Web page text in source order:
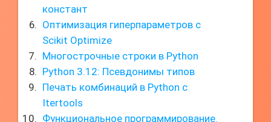
констант
Оптимизация гиперпараметров с
Scikit Optimize
Многострочные строки в Python
Python 3.12: Псевдонимы типов
Печать комбинаций в Python с
Itertools
Функциональное программирование.